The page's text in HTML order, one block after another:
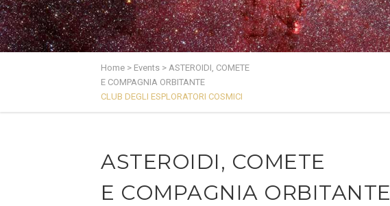
Home > Events > ASTEROIDI, COMETE
E COMPAGNIA ORBITANTE
CLUB DEGLI ESPLORATORI COSMICI
ASTEROIDI, COMETE
E COMPAGNIA ORBITANTE